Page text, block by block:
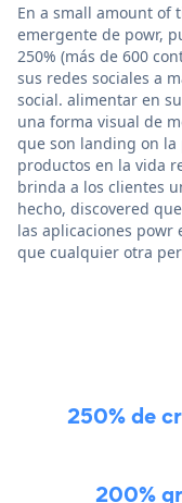
En a small amount of
emergente de powr,
250% (más de 600
sus redes sociales a
social. alimentar en
una forma visual de
que son landing on la
productos en la vida
brinda a los clientes
hecho, discovered
las aplicaciones powr
que cualquier otra
250% de
200%